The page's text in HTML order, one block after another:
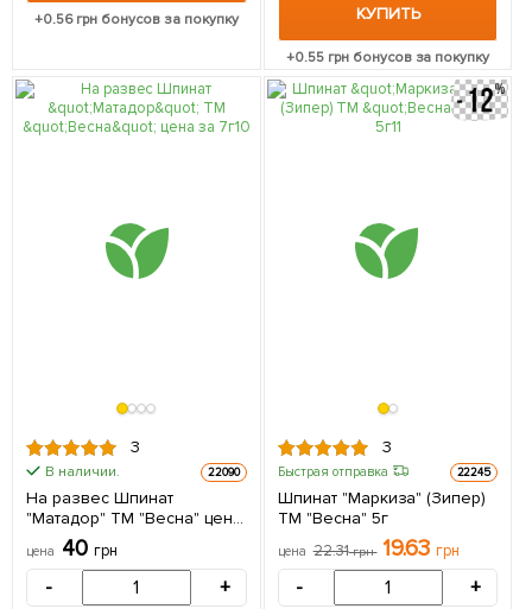
+0.56грн бонусов за покупку КУПИТЬ
+0.55грн бонусов за покупку
3
В наличии. 22090
На развес Шпинат
"Матадор" ТМ "Весна" цена
цена 40 грн
- +
3
Быстрая отправка 22245
Шпинат "Маркиза" (Зипер)
ТМ "Весна" 5г
цена 22.31грн 19.63 грн
- +